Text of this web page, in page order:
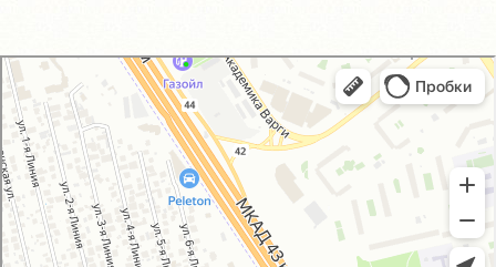
GM-City&VAG-Repair
Автосервис, автотехцентр в Москве
Магазин автозапчастей и автотоваров в Москве